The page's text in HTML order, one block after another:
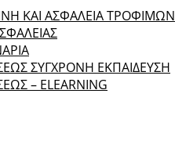
ΚΑΙ ΑΣΦΑΛΕΙΑ ΤΡΟΦΙΜΩΝ
ΣΥΓΧΡΟΝΗ ΕΚΠΑΙΔΕΥΣΗ
– ELEARNING